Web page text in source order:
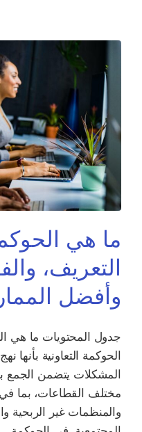
ما هي
التعريف،
وأفضل
جدول المحتويات ما هي
الحوكمة التعاونية بأنها
المشكلات يتضمن
مختلف القطاعات، بما
والمنظمات غير الربحية